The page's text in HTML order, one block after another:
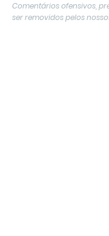
Comentários ofensivos,
ser removidos pelos